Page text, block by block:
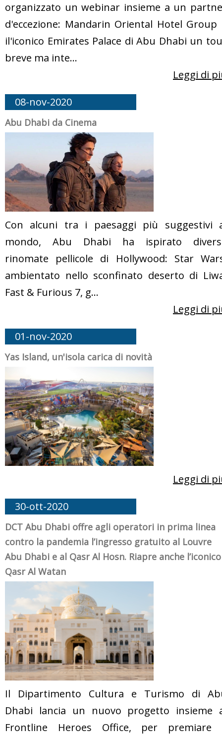
organizzato un webinar insieme a un
d'eccezione: Mandarin Oriental Hotel Group
il'iconico Emirates Palace di Abu Dhabi un
breve ma inte...
Leggi di
08-nov-2020
Abu Dhabi da Cinema
Con alcuni tra i paesaggi più suggestivi
mondo, Abu Dhabi ha ispirato
rinomate pellicole di Hollywood: Star
ambientato nello sconfinato deserto di
Fast & Furious 7, g...
Leggi di
01-nov-2020
Yas Island, un'isola carica di novità
Leggi di
30-ott-2020
DCT Abu Dhabi offre agli operatori in prima linea
contro la pandemia l’ingresso gratuito al Louvre
Abu Dhabi e al Qasr Al Hosn. Riapre anche l’iconico
Qasr Al Watan
Il Dipartimento Cultura e Turismo di
Dhabi lancia un nuovo progetto insieme
Frontline Heroes Office, per premiare